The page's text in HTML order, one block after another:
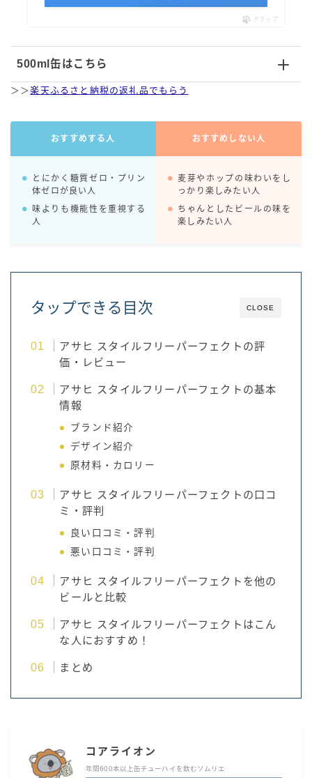
ポチップ
500ml缶はこちら
＞＞楽天ふるさと納税の返礼品でもらう
おすすめする人 おすすめしない人
とにかく糖質ゼロ・プリン
体ゼロが良い人
味よりも機能性を重視する
人
麦芽やホップの味わいをし
っかり楽しみたい人
ちゃんとしたビールの味を
楽しみたい人
CLOSE
タップできる目次
アサヒ スタイルフリーパーフェクトの評
価・レビュー
アサヒ スタイルフリーパーフェクトの基本
情報
ブランド紹介
デザイン紹介
原材料・カロリー
アサヒ スタイルフリーパーフェクトの口コ
ミ・評判
良い口コミ・評判
悪い口コミ・評判
アサヒ スタイルフリーパーフェクトを他の
ビールと比較
アサヒ スタイルフリーパーフェクトはこん
な人におすすめ！
まとめ
コアライオン
年間600本以上缶チューハイを飲むソムリエ